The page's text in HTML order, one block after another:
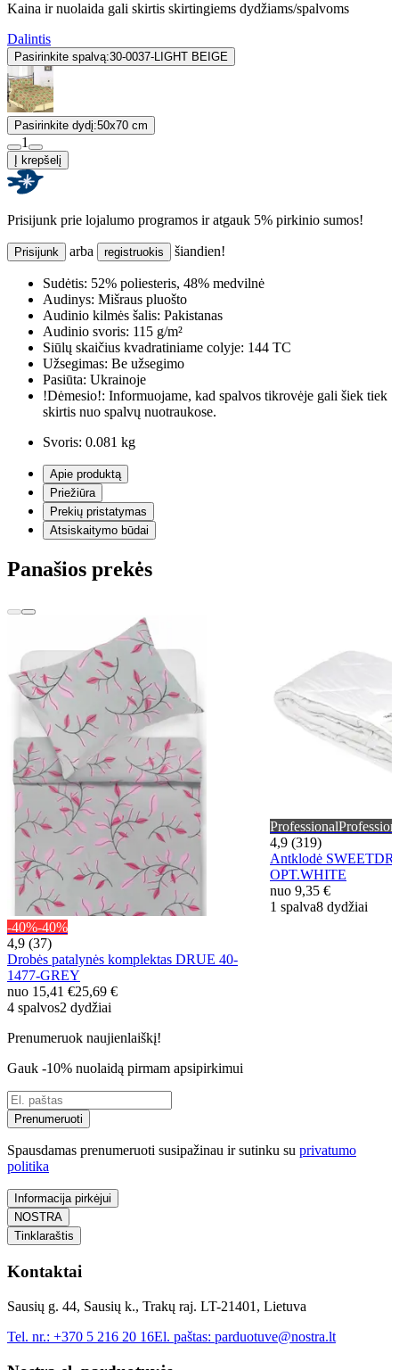
Kaina ir nuolaida gali skirtis skirtingiems dydžiams/spalvoms
Dalintis
Pasirinkite spalvą:30-0037-LIGHT BEIGE
Pasirinkite dydį:50x70 cm
1
Į krepšelį
Prisijunk prie lojalumo programos ir atgauk 5% pirkinio sumos!
Prisijunk arba registruokis šiandien!
Sudėtis: 52% poliesteris, 48% medvilnė
Audinys: Mišraus pluošto
Audinio kilmės šalis: Pakistanas
Audinio svoris: 115 g/m²
Siūlų skaičius kvadratiniame colyje: 144 TC
Užsegimas: Be užsegimo
Pasiūta: Ukrainoje
!Dėmesio!: Informuojame, kad spalvos tikrovėje gali šiek tiek
skirtis nuo spalvų nuotraukose.
Svoris: 0.081 kg
Apie produktą
Priežiūra
Prekių pristatymas
Atsiskaitymo būdai
Panašios prekės
-40%-40%
4,9 (37)
Drobės patalynės komplektas DRUE 40-
1477-GREY
nuo 15,41 €25,69 €
4 spalvos2 dydžiai
Professional
4,9 (319)
Antklodė
OPT.WHITE
nuo 9,35 €
1 spalva8 dydžiai
Prenumeruok naujienlaiškį!
Gauk -10% nuolaidą pirmam apsipirkimui
Prenumeruoti
Spausdamas prenumeruoti susipažinau ir sutinku su privatumo
politika
Informacija pirkėjui
NOSTRA
Tinklaraštis
Kontaktai
Sausių g. 44, Sausių k., Trakų raj. LT-21401, Lietuva
Tel. nr.: +370 5 216 20 16El. paštas: parduotuve@nostra.lt